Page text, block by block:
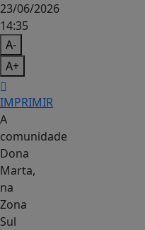
23/06/2026
14:35
A-
A+
IMPRIMIR
A
comunidade
Dona
Marta,
na
Zona
Sul